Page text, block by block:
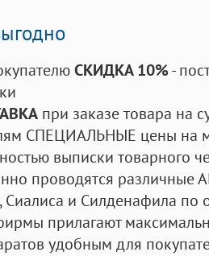
СКИДКА 10%-
при заказе товара на
СПЕЦИАЛЬНЫЕ цены на
выписки товарного
проводятся
и Силденафила по
прилагают
удобным для